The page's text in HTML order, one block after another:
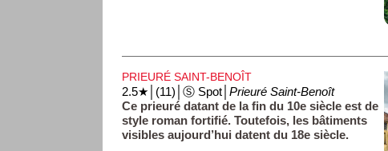
PRIEURÉ SAINT-BENOÎT
2.5★│(11)│Ⓢ Spot│Prieuré Saint-Benoît
Ce prieuré datant de la fin du 10e siècle est de
style roman fortifié. Toutefois, les bâtiments
visibles aujourd’hui datent du 18e siècle.